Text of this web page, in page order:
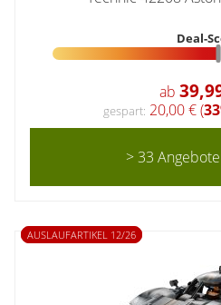
Deal-
ab
gespart: 20,00 € (
> 33
AUSLAUFARTIKEL 12/26